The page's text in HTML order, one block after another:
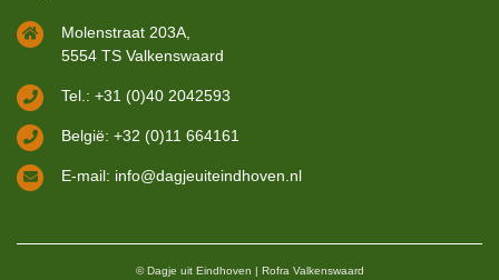
Molenstraat 203A,
5554 TS Valkenswaard
Tel.: +31 (0)40 2042593
België: +32 (0)11 664161
E-mail: info@dagjeuiteindhoven.nl
© Dagje uit Eindhoven | Rofra Valkenswaard